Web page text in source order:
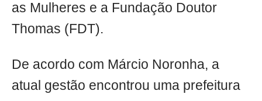
as Mulheres e a Fundação Doutor
Thomas (FDT).
De acordo com Márcio Noronha, a
atual gestão encontrou uma prefeitura